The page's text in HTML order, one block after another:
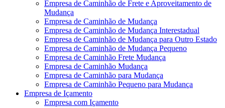
Empresa de Caminhão de Frete e Aproveitamento de
Mudança
Empresa de Caminhão de Mudança
Empresa de Caminhão de Mudança Interestadual
Empresa de Caminhão de Mudança para Outro Estado
Empresa de Caminhão de Mudança Pequeno
Empresa de Caminhão Frete Mudança
Empresa de Caminhão Mudança
Empresa de Caminhão para Mudança
Empresa de Caminhão Pequeno para Mudança
Empresa de Içamento
Empresa com Içamento